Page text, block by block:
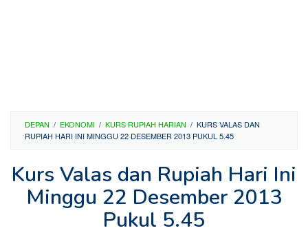
DEPAN / EKONOMI / KURS RUPIAH HARIAN / KURS VALAS DAN
RUPIAH HARI INI MINGGU 22 DESEMBER 2013 PUKUL 5.45
Kurs Valas dan Rupiah Hari Ini
Minggu 22 Desember 2013
Pukul 5.45